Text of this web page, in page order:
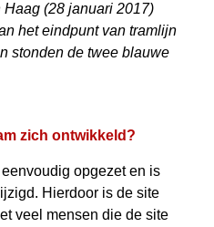
(28 januari 2017)
het eindpunt van tramlijn
stonden de twee blauwe
zich ontwikkeld?
opgezet en is
Hierdoor is de site
veel mensen die de site